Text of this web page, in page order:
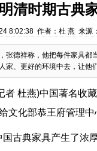
清时期古典
8:02:38 作者：杜 燕 来源
张德祥称，他把每件家具
家、更好的环境中去，让他
者 杜燕)中国著名收
文化部恭王府管理中
古典家具产生了浓